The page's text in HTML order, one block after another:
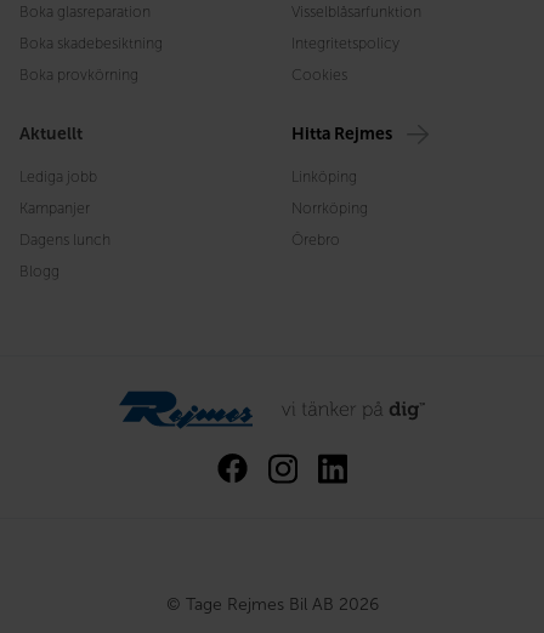
Boka glasreparation
Boka skadebesiktning
Boka provkörning
Visselblåsarfunktion
Integritetspolicy
Cookies
Aktuellt
Lediga jobb
Kampanjer
Dagens lunch
Blogg
Hitta Rejmes
Linköping
Norrköping
Örebro
© Tage Rejmes Bil AB 2026